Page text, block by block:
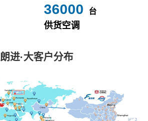
40000 台
供货空调
朗进·大客户分布